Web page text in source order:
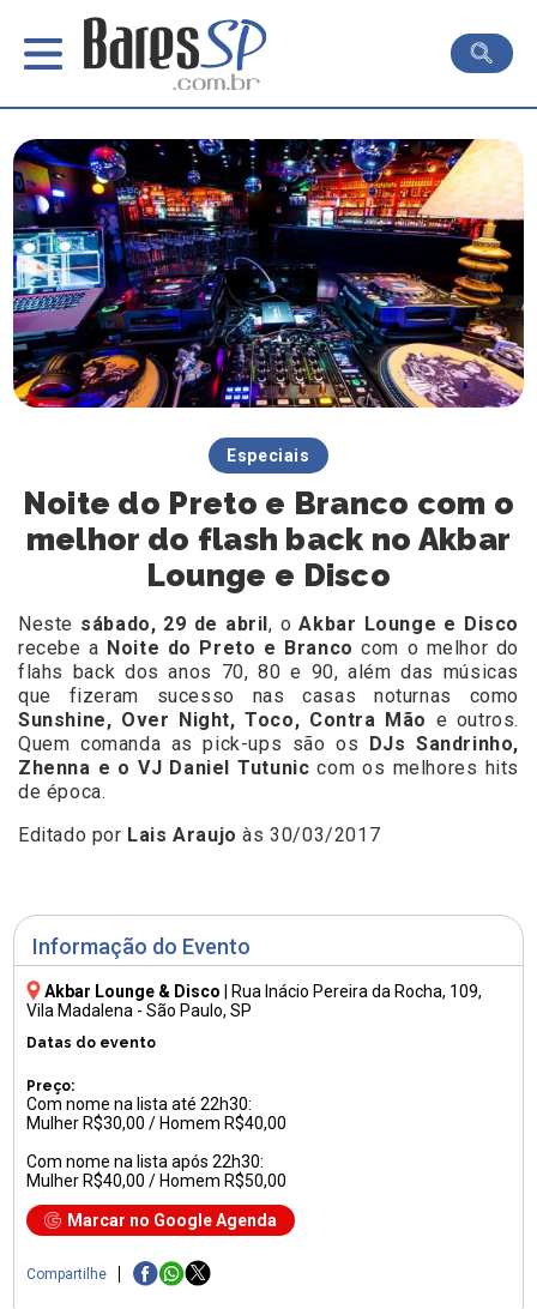
Informação do Evento
Akbar Lounge & Disco Rua Inácio Pereira da Rocha, 109,
Vila Madalena - São Paulo, SP
Datas do evento
Preço:
Com nome na lista até 22h30:
Mulher R$30,00 / Homem R$40,00
Com nome na lista após 22h30:
Mulher R$40,00 / Homem R$50,00
Marcar no Google Agenda
Compartilhe
Especiais
Noite do Preto e Branco com o
melhor do flash back no Akbar
Lounge e Disco
Neste sábado, 29 de abril, oAkbar Lounge e Disco
recebe a Noite do Preto e Branco com o melhor do
flahs back dos anos 70, 80 e 90, além das músicas
que fizeram sucesso nas casas noturnas como
Sunshine, Over Night, Toco, Contra Mão e outros.
Quem comanda as pick-ups são os DJs Sandrinho,
Zhenna e o VJ Daniel Tutuniccom os melhores hits
de época.
Editado por Lais Araujo às 30/03/2017